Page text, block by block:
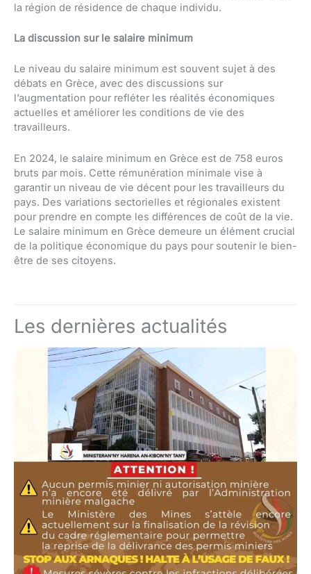
la région de résidence de chaque individu.
La discussion sur le salaire minimum
Le niveau du salaire minimum est souvent sujet à des
débats en Grèce, avec des discussions sur
l’augmentation pour refléter les réalités économiques
actuelles et améliorer les conditions de vie des
travailleurs.
En 2024, le salaire minimum en Grèce est de 758 euros
bruts par mois. Cette rémunération minimale vise à
garantir un niveau de vie décent pour les travailleurs du
pays. Des variations sectorielles et régionales existent
pour prendre en compte les différences de coût de la vie.
Le salaire minimum en Grèce demeure un élément crucial
de la politique économique du pays pour soutenir le bien-
être de ses citoyens.
Les dernières actualités